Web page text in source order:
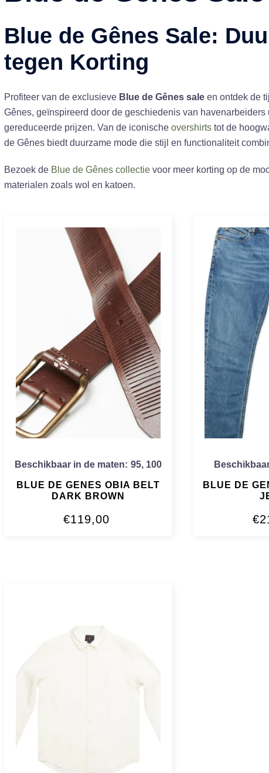
Blue de Gênes Sale:
tegen Korting
Profiteer van de exclusieve Blue de Gênes sale en ontdek de
Gênes, geïnspireerd door de geschiedenis van
gereduceerde prijzen. Van de iconische overshirts tot de
de Gênes biedt duurzame mode die stijl en functionaliteit
Bezoek de Blue de Gênes collectie voor meer korting op de
materialen zoals wol en katoen.
Beschikbaar in de maten: 95, 100
BLUE DE GENES OBIA BELT
DARK BROWN
€119,00
BLUE DE
€